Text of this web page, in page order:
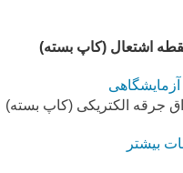
اشتعال (کاپ بسته)
جرقه الکتریکی (کاپ بسته)
بیشتر